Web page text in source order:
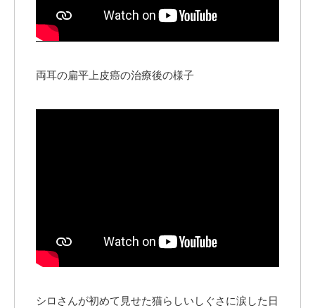
両耳の扁平上皮癌の治療後の様子
シロさんが初めて見せた猫らしいしぐさに涙した日